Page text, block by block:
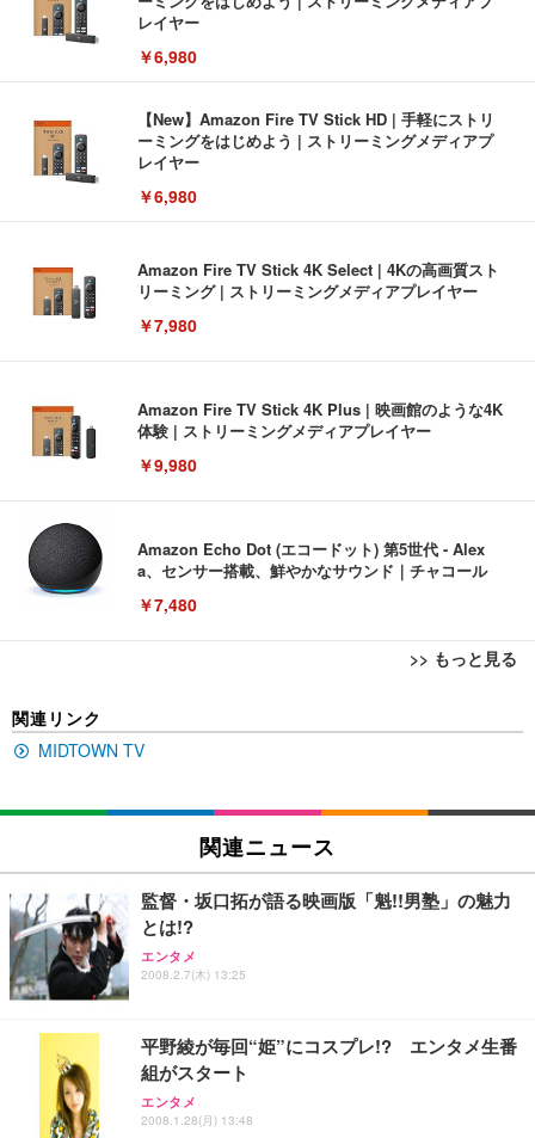
レイヤー
￥6,980
【New】Amazon Fire TV Stick HD | 手軽にストリ
ーミングをはじめよう | ストリーミングメディアプ
レイヤー
￥6,980
Amazon Fire TV Stick 4K Select | 4Kの高画質スト
リーミング | ストリーミングメディアプレイヤー
￥7,980
Amazon Fire TV Stick 4K Plus | 映画館のような4K
体験 | ストリーミングメディアプレイヤー
￥9,980
Amazon Echo Dot (エコードット) 第5世代 - Alex
a、センサー搭載、鮮やかなサウンド｜チャコール
￥7,480
>> もっと見る
い 跳ね上げ式アームレスト コンパクト 約105度ロッ
キング pc 事務椅子 360度回転 座面昇降 強化ナイロ
SIHOO B100 オフィスチェア／デスクチェア メッシ
ュチェア 人間工学 疲れない ブラック
￥27,999
Sezlife オフィスチェア デスクチェア 疲れない テレ
レスト 3Dヘッドレスト ハンガー付き 高反発クッシ
ョン PCチェア 通気性メッシュ ゲーミング/勉強/事
務用 おしゃれ パソコンチェア (ブラック)
￥7,680
Sezlife オフィスチェア デスクチェア 疲れない テレ
EV3240X-WT | 31.5型4K UHD・USB Type-C・ホワ
イト
EIZO ビジネス向けプレミアムモニター | FlexScan
EV2740X-WT | 27.0型4K UHD・USB Type-C・ホワ
イト
￥109,572
￥49,979
【整備済み品】Dell E2724HS 27インチ 液晶モニタ
回使い捨て 無香料 ホワイト 300枚
Amazonベーシック ペットシーツ 厚型 ワイド 42枚
x2袋(84枚) ホワイト(吸収面:ライトブルー)
￥3,234
￥1,800
Smart Basic(スマートベーシック) 【Amazon.co.jp
関連リンク
MIDTOWN TV
関連ニュース
監督・坂口拓が語る映画版「魁!!男塾」の魅力
とは!?
エンタメ
2008.2.7(木) 13:25
平野綾が毎回“姫”にコスプレ!? エンタメ生番
組がスタート
エンタメ
2008.1.28(月) 13:48